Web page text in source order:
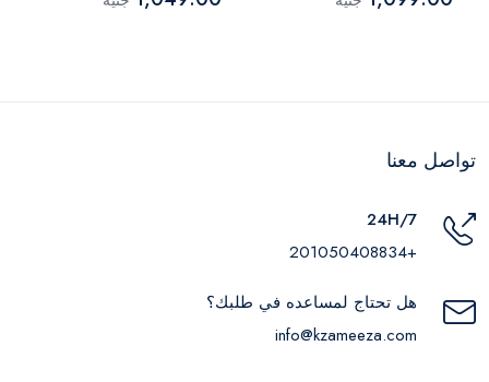
تواصل معنا
24H/7
+201050408834
هل تحتاج لمساعده في طلبك؟
info@kzameeza.com